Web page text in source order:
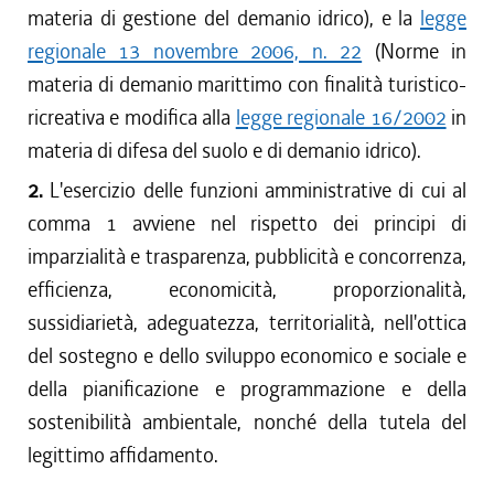
materia di gestione del demanio idrico), e la legge
regionale 13 novembre 2006, n. 22 (Norme in
materia di demanio marittimo con finalità turistico-
ricreativa e modifica alla legge regionale 16/2002 in
materia di difesa del suolo e di demanio idrico).
2. L'esercizio delle funzioni amministrative di cui al
comma 1 avviene nel rispetto dei principi di
imparzialità e trasparenza, pubblicità e concorrenza,
efficienza, economicità, proporzionalità,
sussidiarietà, adeguatezza, territorialità, nell'ottica
del sostegno e dello sviluppo economico e sociale e
della pianificazione e programmazione e della
sostenibilità ambientale, nonché della tutela del
legittimo affidamento.